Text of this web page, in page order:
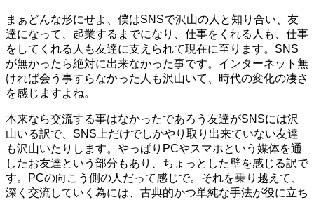
まぁどんな形にせよ、僕はSNSで沢山の人と知り合い、友
達になって、起業するまでになり、仕事をくれる人も、仕事
をしてくれる人も友達に支えられて現在に至ります。SNS
が無かったら絶対に出来なかった事です。インターネット無
ければ会う事すらなかった人も沢山いて、時代の変化の凄さ
を感じますよね。
本来なら交流する事はなかったであろう友達がSNSには沢
山いる訳で、SNS上だけでしかやり取り出来ていない友達
も沢山いたりします。やっぱりPCやスマホという媒体を通
したお友達という部分もあり、ちょっとした壁を感じる訳で
す。PCの向こう側の人だって感じで。それを乗り越えて、
深く交流していく為には、古典的かつ単純な手法が役に立ち